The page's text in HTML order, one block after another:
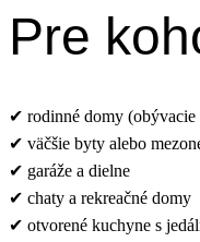
Pre
✔ rodinné domy (obývacie
✔ väčšie byty alebo
✔ garáže a dielne
✔ chaty a rekreačné domy
✔ otvorené kuchyne s